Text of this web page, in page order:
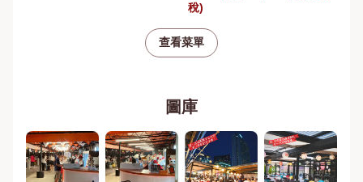
稅)
查看菜單
圖庫